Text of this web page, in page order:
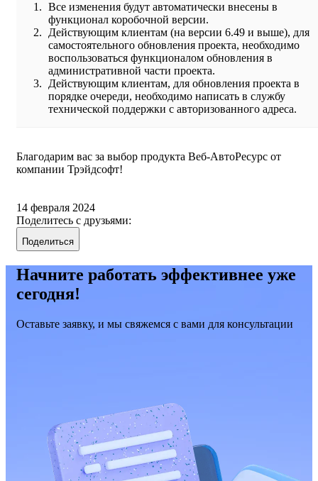
Все изменения будут автоматически внесены в
функционал коробочной версии.
Действующим клиентам (на версии 6.49 и выше), для
самостоятельного обновления проекта, необходимо
воспользоваться функционалом обновления в
административной части проекта.
Действующим клиентам, для обновления проекта в
порядке очереди, необходимо написать в службу
технической поддержки с авторизованного адреса.
Благодарим вас за выбор продукта Веб-АвтоРесурс от
компании Трэйдсофт!
14 февраля 2024
Поделитесь с друзьями:
Поделиться
Начните работать эффективнее уже
сегодня!
Оставьте заявку, и мы свяжемся с вами для консультации